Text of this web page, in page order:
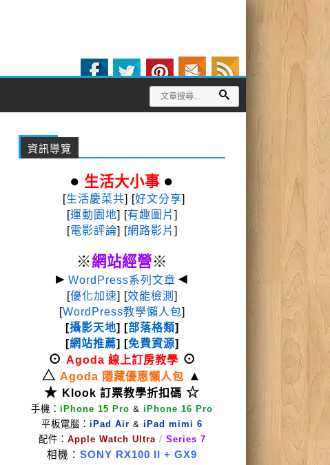
資訊導覽
● 生活大小事 ●
[生活慶菜共] [好文分享]
[運動園地] [有趣圖片 ]
[電影評論] [網路影片 ]
※網站經營※
► WordPress系列文章 ◄
[優化加速] [效能檢測 ]
[WordPress教學懶人包]
[攝影天地] [部落格類]
[網站推薦] [免費資源]
⊙ Agoda 線上訂房教學 ⊙
△ Agoda 隱藏優惠懶人包
▲
★ Klook 訂票教學折扣碼 ☆
手機： iPhone 15 Pro & iPhone 16 Pro
平板電腦： iPad Air & iPad mimi 6
配件： Apple Watch Ultra / Series 7
相機： SONY RX100 II
+ GX9